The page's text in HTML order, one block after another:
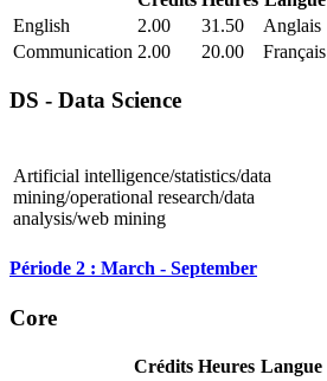
English
2.00 31.50
Anglais
Communication 2.00 20.00 Français
DS - Data Science
Artificial intelligence/statistics/data
mining/operational research/data
analysis/web mining
Période 2 : March - September
Core
Crédits Heures Langue